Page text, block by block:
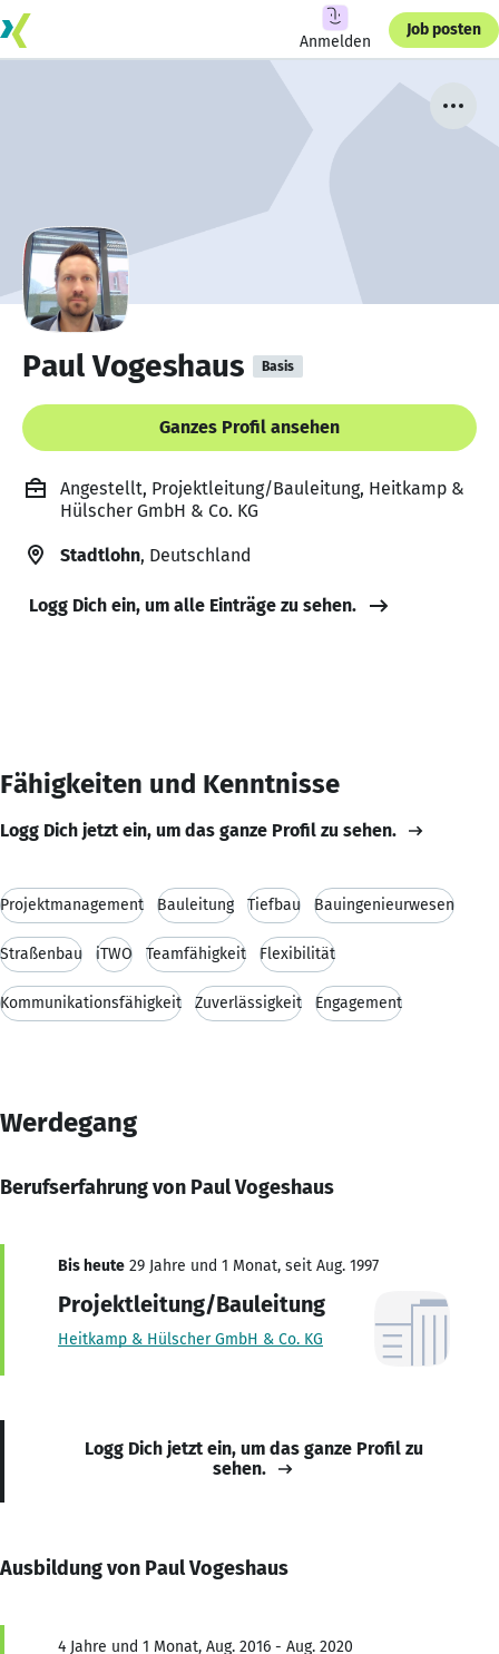
Anmelden
Job posten
Paul Vogeshaus Basis
Ganzes Profil ansehen
Angestellt, Projektleitung/Bauleitung, Heitkamp &
Hülscher GmbH & Co. KG
Stadtlohn, Deutschland
Logg Dich ein, um alle Einträge zu sehen.
Fähigkeiten und Kenntnisse
Logg Dich jetzt ein, um das ganze Profil zu sehen.
Projektmanagement Bauleitung Tiefbau Bauingenieurwesen
Straßenbau iTWO Teamfähigkeit Flexibilität
Kommunikationsfähigkeit Zuverlässigkeit Engagement
Werdegang
Berufserfahrung von Paul Vogeshaus
Bis heute 29 Jahre und 1 Monat, seit Aug. 1997
Projektleitung/Bauleitung
Heitkamp & Hülscher GmbH & Co. KG
Logg Dich jetzt ein, um das ganze Profil zu
sehen.
Ausbildung von Paul Vogeshaus
4 Jahre und 1 Monat, Aug. 2016 - Aug. 2020